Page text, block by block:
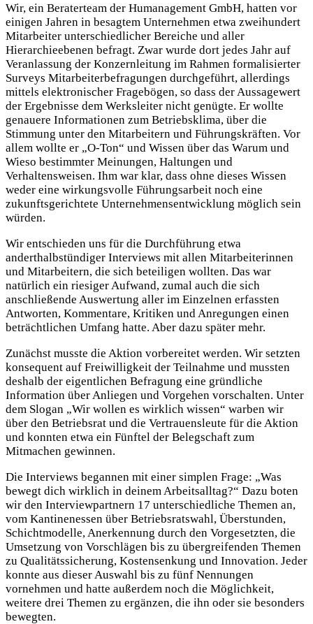
Wir, ein Beraterteam der Humanagement GmbH, hatten vor
einigen Jahren in besagtem Unternehmen etwa zweihundert
Mitarbeiter unterschiedlicher Bereiche und aller
Hierarchieebenen befragt. Zwar wurde dort jedes Jahr auf
Veranlassung der Konzernleitung im Rahmen formalisierter
Surveys Mitarbeiterbefragungen durchgeführt, allerdings
mittels elektronischer Fragebögen, so dass der Aussagewert
der Ergebnisse dem Werksleiter nicht genügte. Er wollte
genauere Informationen zum Betriebsklima, über die
Stimmung unter den Mitarbeitern und Führungskräften. Vor
allem wollte er „O-Ton“ und Wissen über das Warum und
Wieso bestimmter Meinungen, Haltungen und
Verhaltensweisen. Ihm war klar, dass ohne dieses Wissen
weder eine wirkungsvolle Führungsarbeit noch eine
zukunftsgerichtete Unternehmensentwicklung möglich sein
würden.
Wir entschieden uns für die Durchführung etwa
anderthalbstündiger Interviews mit allen Mitarbeiterinnen
und Mitarbeitern, die sich beteiligen wollten. Das war
natürlich ein riesiger Aufwand, zumal auch die sich
anschließende Auswertung aller im Einzelnen erfassten
Antworten, Kommentare, Kritiken und Anregungen einen
beträchtlichen Umfang hatte. Aber dazu später mehr.
Zunächst musste die Aktion vorbereitet werden. Wir setzten
konsequent auf Freiwilligkeit der Teilnahme und mussten
deshalb der eigentlichen Befragung eine gründliche
Information über Anliegen und Vorgehen vorschalten. Unter
dem Slogan „Wir wollen es wirklich wissen“ warben wir
über den Betriebsrat und die Vertrauensleute für die Aktion
und konnten etwa ein Fünftel der Belegschaft zum
Mitmachen gewinnen.
Die Interviews begannen mit einer simplen Frage: „Was
bewegt dich wirklich in deinem Arbeitsalltag?“ Dazu boten
wir den Interviewpartnern 17 unterschiedliche Themen an,
vom Kantinenessen über Betriebsratswahl, Überstunden,
Schichtmodelle, Anerkennung durch den Vorgesetzten, die
Umsetzung von Vorschlägen bis zu übergreifenden Themen
zu Qualitätssicherung, Kostensenkung und Innovation. Jeder
konnte aus dieser Auswahl bis zu fünf Nennungen
vornehmen und hatte außerdem noch die Möglichkeit,
weitere drei Themen zu ergänzen, die ihn oder sie besonders
bewegten.